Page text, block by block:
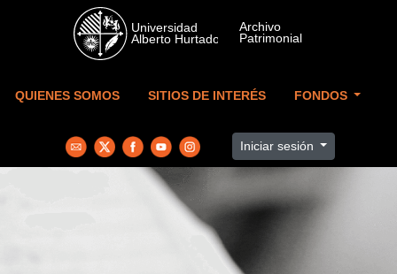
Skip to main content
QUIENES SOMOS SITIOS DE INTERÉS FONDOS
Iniciar sesión